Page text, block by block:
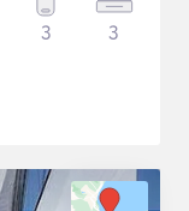
3 3